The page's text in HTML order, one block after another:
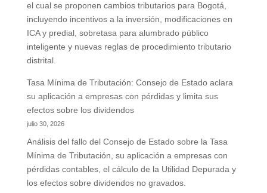
el cual se proponen cambios tributarios para Bogotá,
incluyendo incentivos a la inversión, modificaciones en
ICA y predial, sobretasa para alumbrado público
inteligente y nuevas reglas de procedimiento tributario
distrital.
Tasa Mínima de Tributación: Consejo de Estado aclara
su aplicación a empresas con pérdidas y limita sus
efectos sobre los dividendos
julio 30, 2026
Análisis del fallo del Consejo de Estado sobre la Tasa
Mínima de Tributación, su aplicación a empresas con
pérdidas contables, el cálculo de la Utilidad Depurada y
los efectos sobre dividendos no gravados.